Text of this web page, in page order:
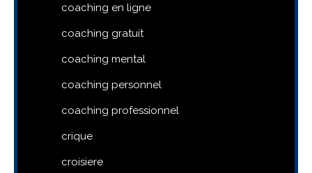
coaching en ligne
coaching gratuit
coaching mental
coaching personnel
coaching professionnel
crique
croisiere